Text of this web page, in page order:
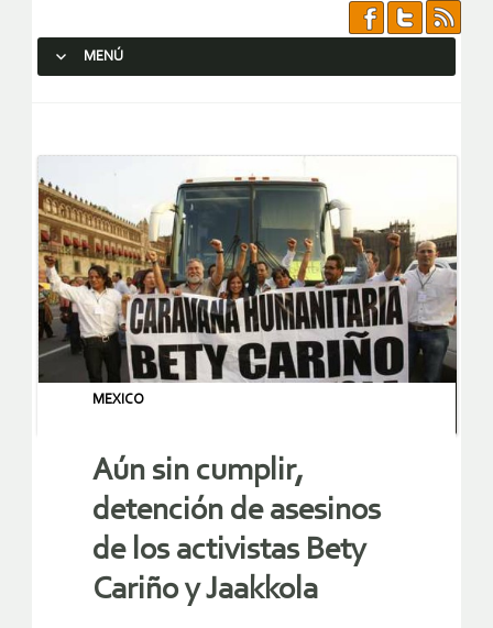
MENÚ
MEXICO
Aún sin cumplir,
detención de asesinos
de los activistas Bety
Cariño y Jaakkola